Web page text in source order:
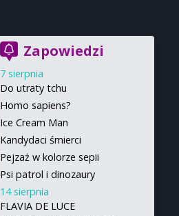
Zapowiedzi
7 sierpnia
Do utraty tchu
Homo sapiens?
Ice Cream Man
Kandydaci śmierci
Pejzaż w kolorze sepii
Psi patrol i dinozaury
14 sierpnia
FLAVIA DE LUCE